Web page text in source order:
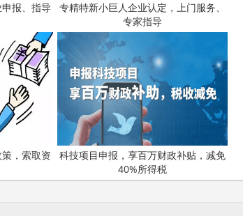
报、指导
专精特新小巨人企业认定，上门服务、
专家指导
，索取资
科技项目申报，享百万财政补贴，减免
40%所得税